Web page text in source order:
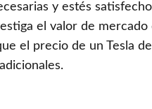
y estés
el valor de
el precio de un Tesla